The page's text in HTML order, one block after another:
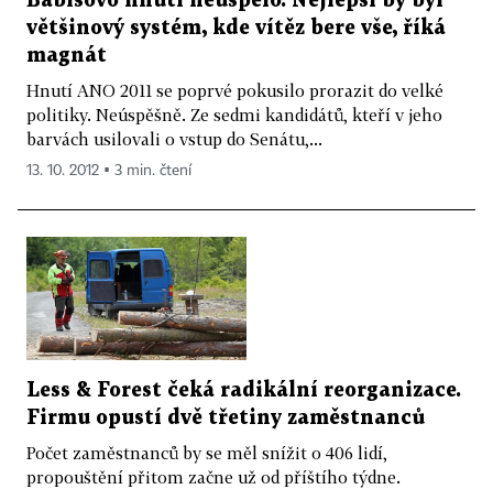
většinový systém, kde vítěz bere vše, říká
magnát
Hnutí ANO 2011 se poprvé pokusilo prorazit do velké
politiky. Neúspěšně. Ze sedmi kandidátů, kteří v jeho
barvách usilovali o vstup do Senátu,...
13. 10. 2012 ▪ 3 min. čtení
Less & Forest čeká radikální reorganizace.
Firmu opustí dvě třetiny zaměstnanců
Počet zaměstnanců by se měl snížit o 406 lidí,
propouštění přitom začne už od příštího týdne.